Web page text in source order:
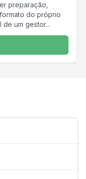
preparação,
do próprio
um gestor...